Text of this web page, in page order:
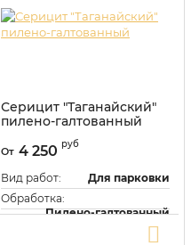
Серицит "Таганайский"
пилено-галтованный
118287
От 4 250 руб
Вид работ:
Для парковки
Обработка:
Пилено-галтованный
Цвет: